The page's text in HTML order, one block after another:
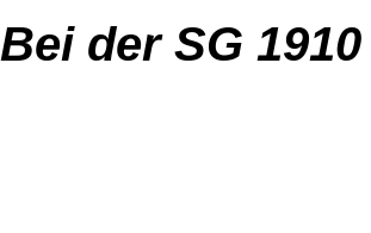
Bei der SG